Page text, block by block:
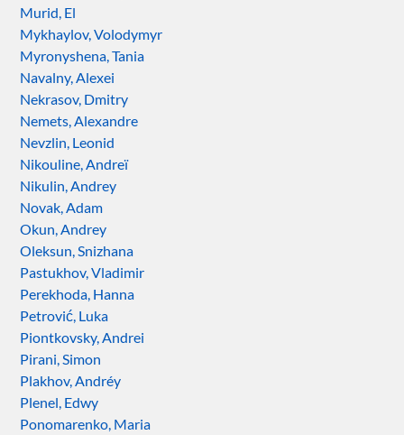
Murid, El
Mykhaylov, Volodymyr
Myronyshena, Tania
Navalny, Alexei
Nekrasov, Dmitry
Nemets, Alexandre
Nevzlin, Leonid
Nikouline, Andreï
Nikulin, Andrey
Novak, Adam
Okun, Andrey
Oleksun, Snizhana
Pastukhov, Vladimir
Perekhoda, Hanna
Petrović, Luka
Piontkovsky, Andrei
Pirani, Simon
Plakhov, Andréy
Plenel, Edwy
Ponomarenko, Maria